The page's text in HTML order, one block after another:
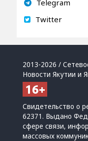
Telegram
Twitter
2013-2026 /
Новости Якутии и
Свидетельство о
62371. Выдано
сфере связи,
массовых